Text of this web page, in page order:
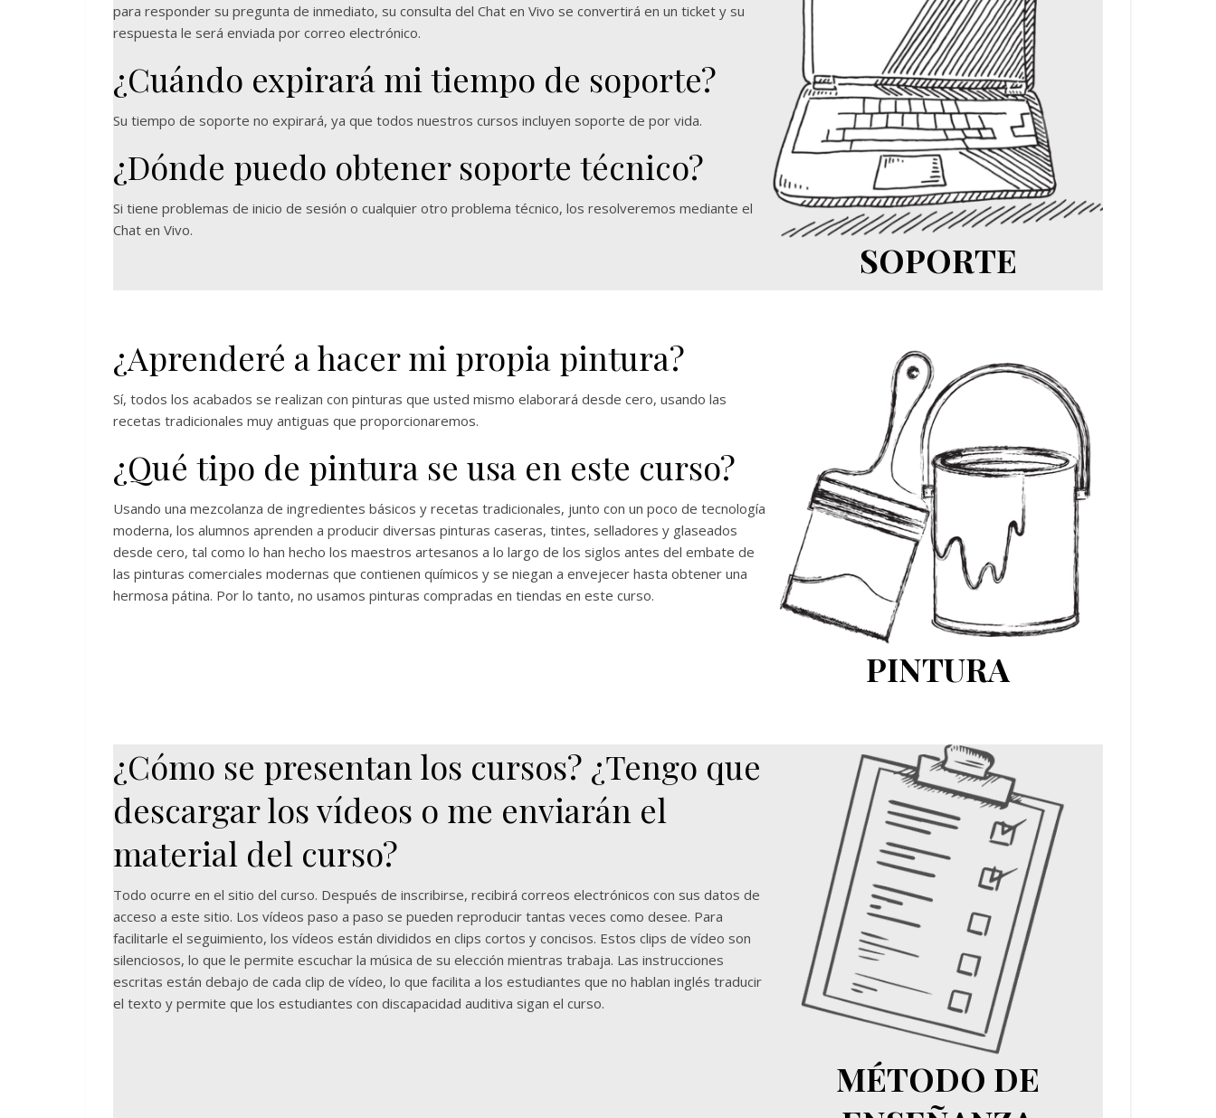
para responder su pregunta de inmediato, su consulta del Chat en Vivo se convertirá en un ticket y su
respuesta le será enviada por correo electrónico.
¿Cuándo expirará mi tiempo de soporte?
Su tiempo de soporte no expirará, ya que todos nuestros cursos incluyen soporte de por vida.
¿Dónde puedo obtener soporte técnico?
Si tiene problemas de inicio de sesión o cualquier otro problema técnico, los resolveremos mediante el
Chat en Vivo.
SOPORTE
¿Aprenderé a hacer mi propia pintura?
Sí, todos los acabados se realizan con pinturas que usted mismo elaborará desde cero, usando las
recetas tradicionales muy antiguas que proporcionaremos.
¿Qué tipo de pintura se usa en este curso?
Usando una mezcolanza de ingredientes básicos y recetas tradicionales, junto con un poco de tecnología
moderna, los alumnos aprenden a producir diversas pinturas caseras, tintes, selladores y glaseados
desde cero, tal como lo han hecho los maestros artesanos a lo largo de los siglos antes del embate de
las pinturas comerciales modernas que contienen químicos y se niegan a envejecer hasta obtener una
hermosa pátina. Por lo tanto, no usamos pinturas compradas en tiendas en este curso.
PINTURA
¿Cómo se presentan los cursos? ¿Tengo que
descargar los vídeos o me enviarán el
material del curso?
Todo ocurre en el sitio del curso. Después de inscribirse, recibirá correos electrónicos con sus datos de
acceso a este sitio. Los vídeos paso a paso se pueden reproducir tantas veces como desee. Para
facilitarle el seguimiento, los vídeos están divididos en clips cortos y concisos. Estos clips de vídeo son
silenciosos, lo que le permite escuchar la música de su elección mientras trabaja. Las instrucciones
escritas están debajo de cada clip de vídeo, lo que facilita a los estudiantes que no hablan inglés traducir
el texto y permite que los estudiantes con discapacidad auditiva sigan el curso.
MÉTODO DE